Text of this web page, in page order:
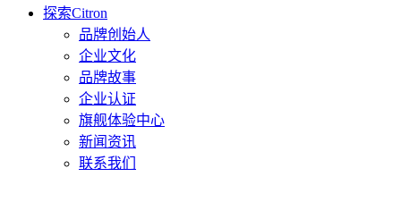
探索Citron
品牌创始人
企业文化
品牌故事
企业认证
旗舰体验中心
新闻资讯
联系我们